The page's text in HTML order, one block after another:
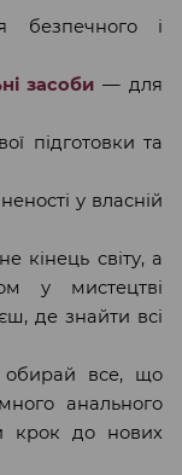
і
засоби — для
підготовки та
у власній
кінець світу, а
у мистецтві
де знайти всі
все, що
анального
крок до нових